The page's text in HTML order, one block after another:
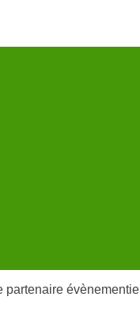
évènementiel